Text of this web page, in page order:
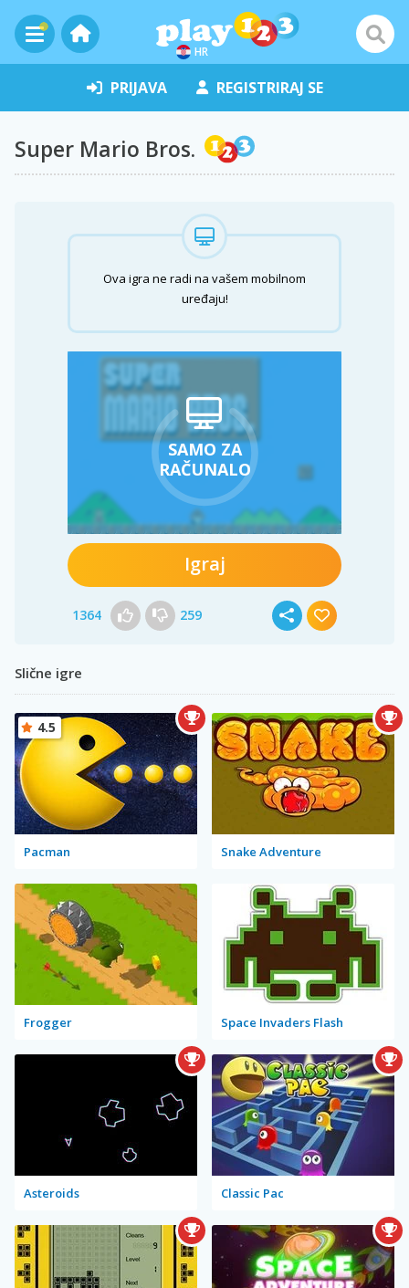
HR
PRIJAVA REGISTRIRAJ SE
Super Mario Bros.
Ova igra ne radi na vašem mobilnom
uređaju!
SAMO ZA
RAČUNALO
Igraj
1364 259
Slične igre
Pacman
4.5
Snake Adventure
Frogger Space Invaders Flash
Asteroids Classic Pac